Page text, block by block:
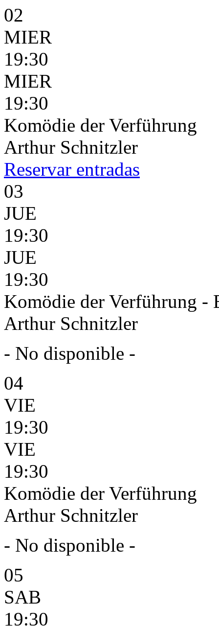
02
MIER
19:30
MIER
19:30
Komödie der Verführung
Arthur Schnitzler
Reservar entradas
03
JUE
19:30
JUE
19:30
Komödie der Verführung -
Arthur Schnitzler
- No disponible -
04
VIE
19:30
VIE
19:30
Komödie der Verführung
Arthur Schnitzler
- No disponible -
05
SAB
19:30